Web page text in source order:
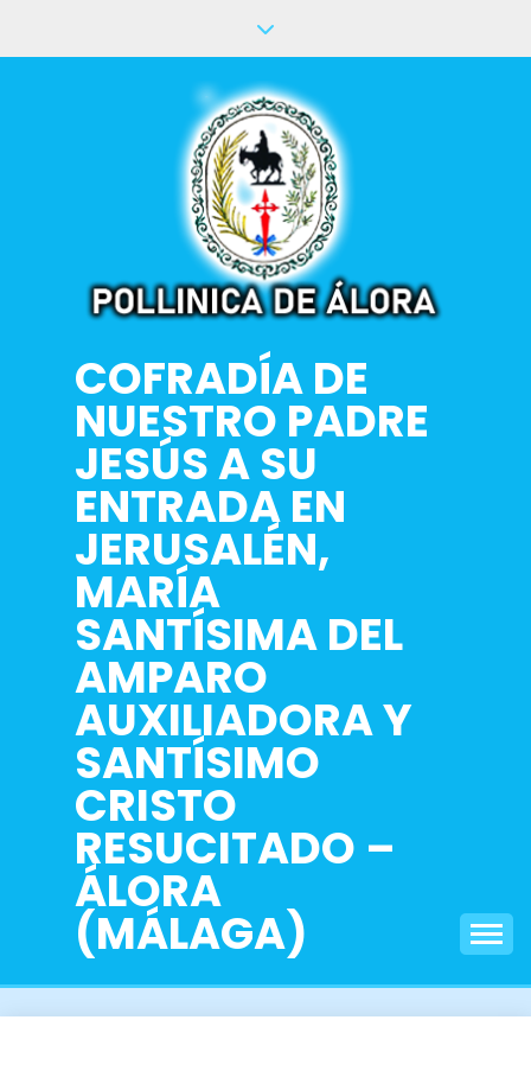
COFRADÍA DE
NUESTRO PADRE
JESÚS A SU
ENTRADA EN
JERUSALÉN,
MARÍA
SANTÍSIMA DEL
AMPARO
AUXILIADORA Y
SANTÍSIMO
CRISTO
RESUCITADO –
ÁLORA
(MÁLAGA)